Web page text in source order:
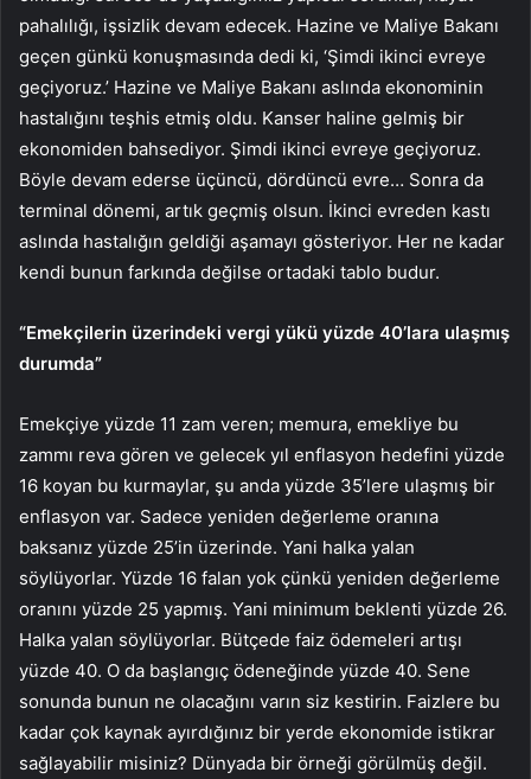
pahalılığı, işsizlik devam edecek. Hazine ve Maliye Bakanı
geçen günkü konuşmasında dedi ki, ‘Şimdi ikinci evreye
geçiyoruz.’ Hazine ve Maliye Bakanı aslında ekonominin
hastalığını teşhis etmiş oldu. Kanser haline gelmiş bir
ekonomiden bahsediyor. Şimdi ikinci evreye geçiyoruz.
Böyle devam ederse üçüncü, dördüncü evre… Sonra da
terminal dönemi, artık geçmiş olsun. İkinci evreden kastı
aslında hastalığın geldiği aşamayı gösteriyor. Her ne kadar
kendi bunun farkında değilse ortadaki tablo budur.
“Emekçilerin üzerindeki vergi yükü yüzde 40’lara ulaşmış
durumda”
Emekçiye yüzde 11 zam veren; memura, emekliye bu
zammı reva gören ve gelecek yıl enflasyon hedefini yüzde
16 koyan bu kurmaylar, şu anda yüzde 35’lere ulaşmış bir
enflasyon var. Sadece yeniden değerleme oranına
baksanız yüzde 25’in üzerinde. Yani halka yalan
söylüyorlar. Yüzde 16 falan yok çünkü yeniden değerleme
oranını yüzde 25 yapmış. Yani minimum beklenti yüzde 26.
Halka yalan söylüyorlar. Bütçede faiz ödemeleri artışı
yüzde 40. O da başlangıç ödeneğinde yüzde 40. Sene
sonunda bunun ne olacağını varın siz kestirin. Faizlere bu
kadar çok kaynak ayırdığınız bir yerde ekonomide istikrar
sağlayabilir misiniz? Dünyada bir örneği görülmüş değil.